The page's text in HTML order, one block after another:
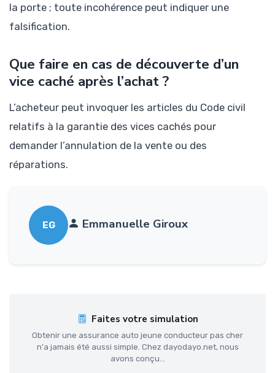
la porte ; toute incohérence peut indiquer une
falsification.
Que faire en cas de découverte d’un
vice caché après l’achat ?
L’acheteur peut invoquer les articles du Code civil
relatifs à la garantie des vices cachés pour
demander l’annulation de la vente ou des
réparations.
EG Emmanuelle Giroux
Faites votre simulation
Obtenir une assurance auto jeune conducteur pas cher
n'a jamais été aussi simple. Chez dayodayo.net, nous
avons conçu...